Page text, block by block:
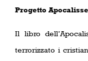
Progetto Apocalisse
Il libro
terrorizzato i